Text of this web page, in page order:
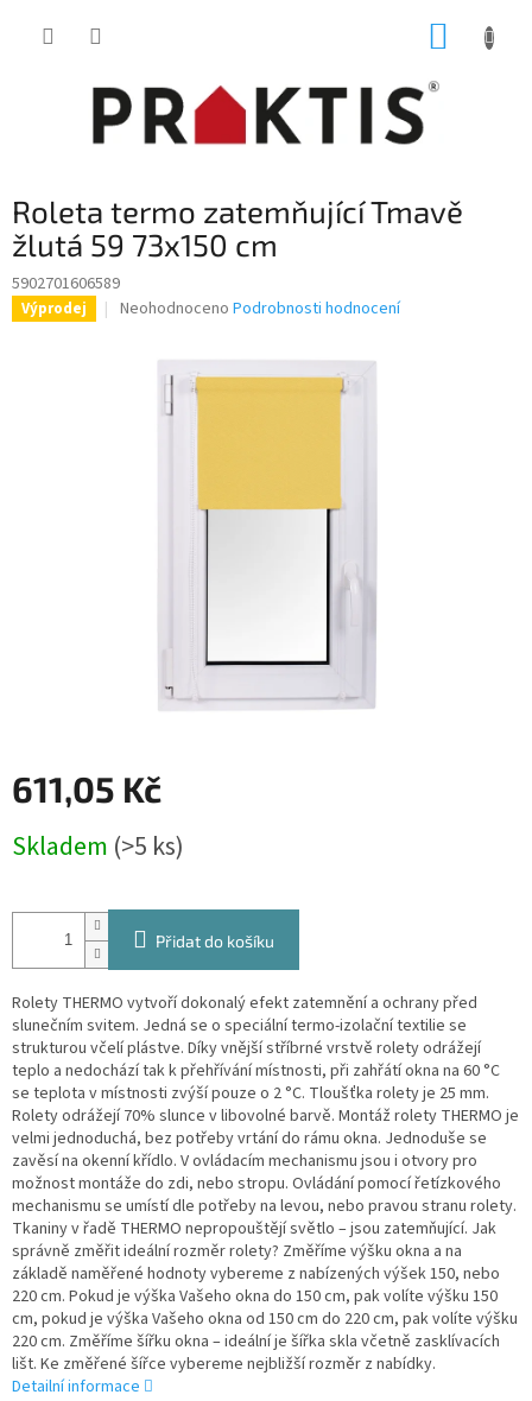
Roleta termo zatemňující Tmavě
žlutá 59 73x150 cm
5902701606589
Výprodej
Průměrné
Neohodnoceno Podrobnosti hodnocení
611,05 Kč
cena:
Skladem (>5 ks)
Přidat do košíku
Rolety THERMO vytvoří dokonalý efekt zatemnění a ochrany před
slunečním svitem. Jedná se o speciální termo-izolační textilie se
strukturou včelí plástve. Díky vnější stříbrné vrstvě rolety odrážejí
teplo a nedochází tak k přehřívání místnosti, při zahřátí okna na 60 °C
se teplota v místnosti zvýší pouze o 2 °C. Tloušťka rolety je 25 mm.
Rolety odrážejí 70% slunce v libovolné barvě. Montáž rolety THERMO je
velmi jednoduchá, bez potřeby vrtání do rámu okna. Jednoduše se
zavěsí na okenní křídlo. V ovládacím mechanismu jsou i otvory pro
možnost montáže do zdi, nebo stropu. Ovládání pomocí řetízkového
mechanismu se umístí dle potřeby na levou, nebo pravou stranu rolety.
Tkaniny v řadě THERMO nepropouštějí světlo – jsou zatemňující. Jak
správně změřit ideální rozměr rolety? Změříme výšku okna a na
základě naměřené hodnoty vybereme z nabízených výšek 150, nebo
220 cm. Pokud je výška Vašeho okna do 150 cm, pak volíte výšku 150
cm, pokud je výška Vašeho okna od 150 cm do 220 cm, pak volíte výšku
220 cm. Změříme šířku okna – ideální je šířka skla včetně zasklívacích
lišt. Ke změřené šířce vybereme nejbližší rozměr z nabídky.
Detailní informace